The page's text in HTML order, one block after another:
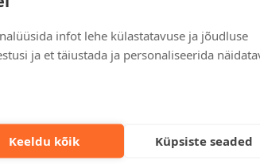
infot lehe külastatavuse ja jõudluse
ja et täiustada ja personaliseerida
Keeldu kõik Küpsiste seaded
Üle 500 euro tellimuste puhul
Tellimuste info
Jälgi oma olemasolevaid ning
Kiirema tarneaja vajadusel palun
lahenduse!